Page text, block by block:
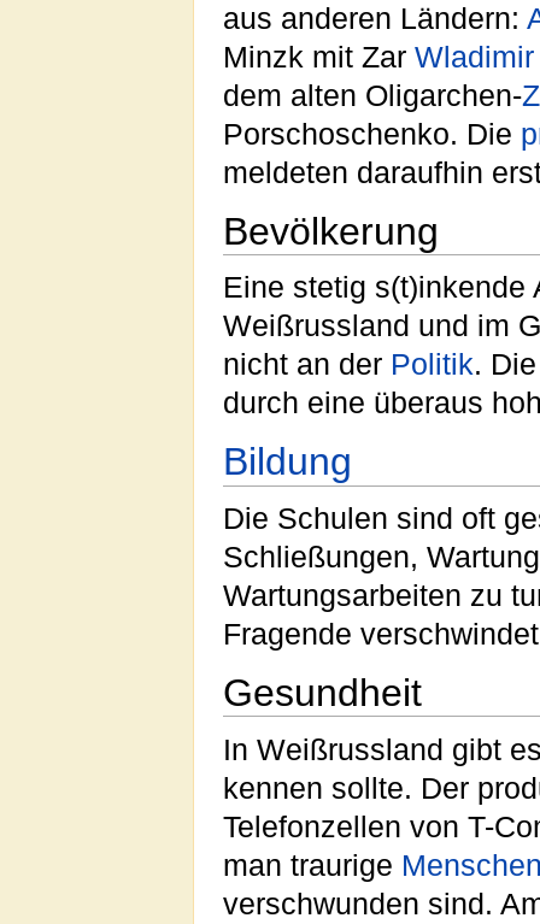
aus anderen Ländern:
Minzk mit Zar Wladimir
dem alten Oligarchen-
Porschoschenko. Die
meldeten daraufhin
Bevölkerung
Eine stetig s(t)inkende
Weißrussland und im
nicht an der Politik.
durch eine überaus
Bildung
Die Schulen sind oft
Schließungen,
Wartungsarbeiten zu
Fragende
Gesundheit
In Weißrussland gibt
kennen sollte. Der
Telefonzellen von T-
man traurige
verschwunden sind.